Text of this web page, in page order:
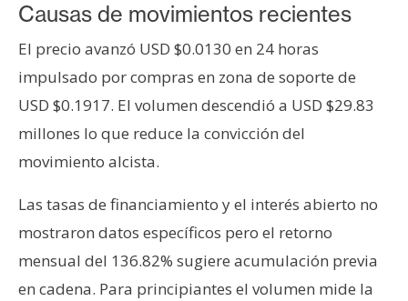
a
s
R
e
c
r
s
s
Causas de movimientos recientes
El precio avanzó USD $0.0130 en 24 horas
impulsado por compras en zona de soporte de
USD $0.1917. El volumen descendió a USD $29.83
millones lo que reduce la convicción del
movimiento alcista.
Las tasas de financiamiento y el interés abierto no
mostraron datos específicos pero el retorno
mensual del 136.82% sugiere acumulación previa
en cadena. Para principiantes el volumen mide la